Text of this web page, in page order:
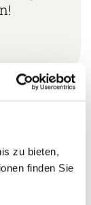
zu bieten,
finden Sie
über